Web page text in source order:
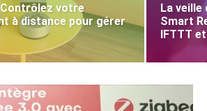
Contrôlez votre
à distance pour gérer
La veille
Smart
IFTTT